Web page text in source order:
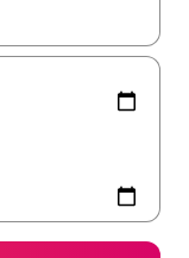
podrás navegar